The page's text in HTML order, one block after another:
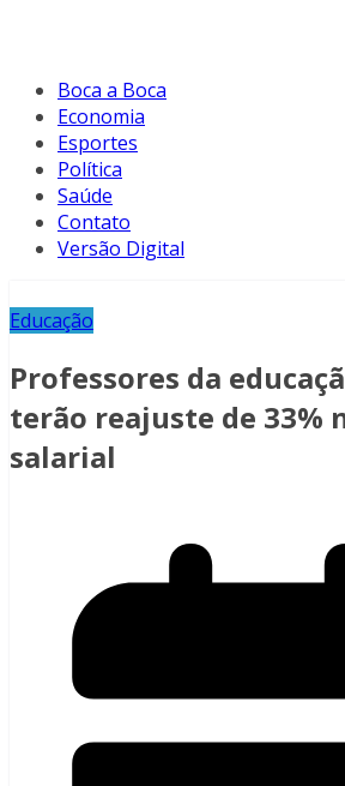
Boca a Boca
Economia
Esportes
Política
Saúde
Contato
Versão Digital
Educação
Professores da
terão reajuste de 33%
salarial